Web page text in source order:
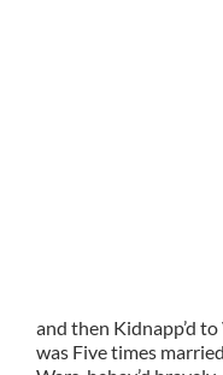
and then Kidnapp’d
was Five times